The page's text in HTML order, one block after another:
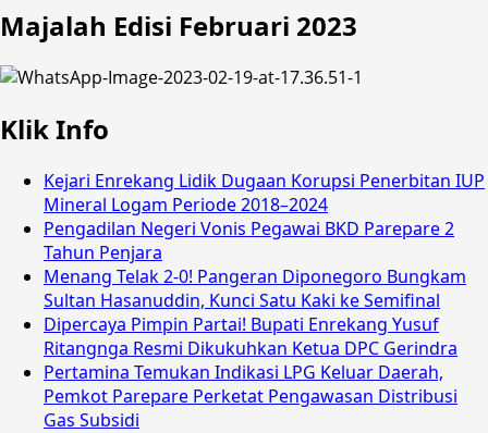
Majalah Edisi Februari 2023
Klik Info
Kejari Enrekang Lidik Dugaan Korupsi Penerbitan IUP
Mineral Logam Periode 2018–2024
Pengadilan Negeri Vonis Pegawai BKD Parepare 2
Tahun Penjara
Menang Telak 2-0! Pangeran Diponegoro Bungkam
Sultan Hasanuddin, Kunci Satu Kaki ke Semifinal
Dipercaya Pimpin Partai! Bupati Enrekang Yusuf
Ritangnga Resmi Dikukuhkan Ketua DPC Gerindra
Pertamina Temukan Indikasi LPG Keluar Daerah,
Pemkot Parepare Perketat Pengawasan Distribusi
Gas Subsidi